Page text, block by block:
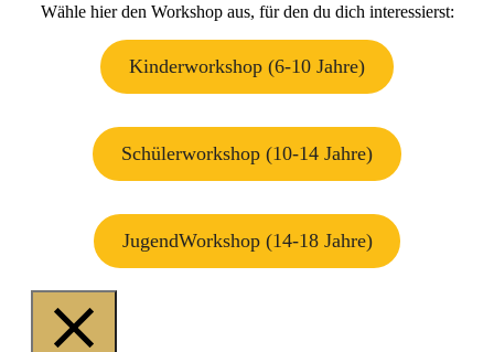
Wähle hier den Workshop aus, für den du dich interessierst:
Kinderworkshop (6-10 Jahre)
Schülerworkshop (10-14 Jahre)
JugendWorkshop (14-18 Jahre)